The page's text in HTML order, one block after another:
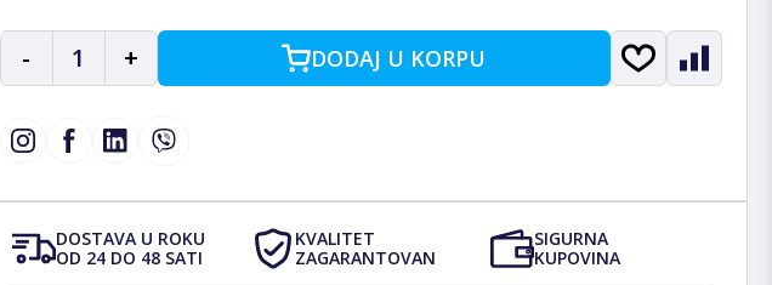
- 1 + DODAJ U KORPU
DOSTAVA U ROKU
OD 24 DO 48 SATI
KVALITET
ZAGARANTOVAN
SIGURNA
KUPOVINA